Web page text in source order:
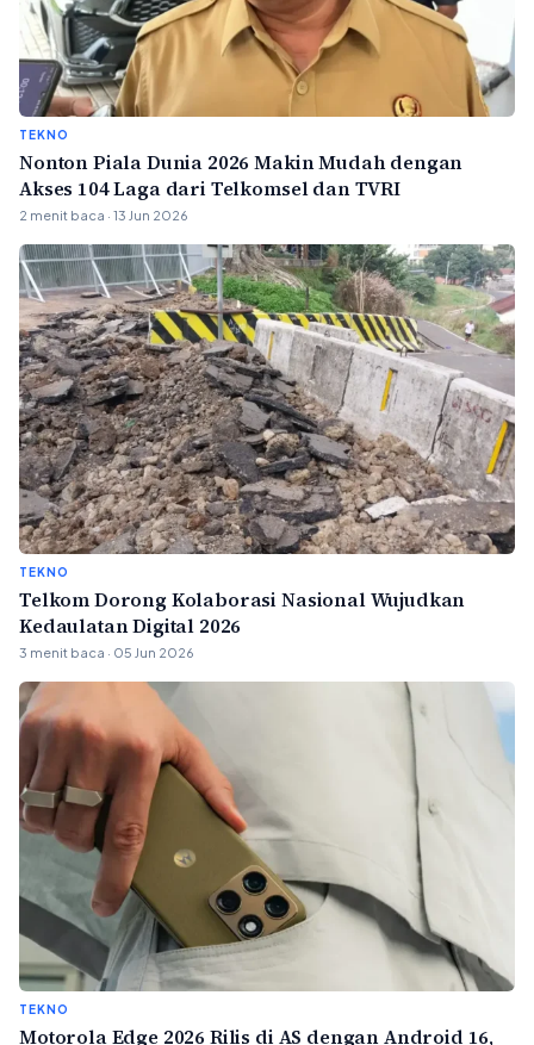
TEKNO
Nonton Piala Dunia 2026 Makin Mudah dengan
Akses 104 Laga dari Telkomsel dan TVRI
2 menit baca · 13 Jun 2026
TEKNO
Telkom Dorong Kolaborasi Nasional Wujudkan
Kedaulatan Digital 2026
3 menit baca · 05 Jun 2026
TEKNO
Motorola Edge 2026 Rilis di AS dengan Android 16,